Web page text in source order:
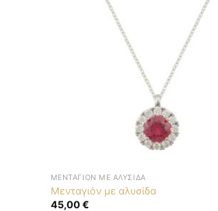
ΜΕΝΤΑΓΙΌΝ ΜΕ ΑΛΥΣΊΔΑ
Μενταγιόν με αλυσίδα
45,00€